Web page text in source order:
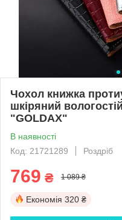
Чохол книжка
шкіряний
"GOLDAX"
В наявності
Код: 21721289
Роздріб
769 ₴ 1 089 ₴
Економія 320 ₴